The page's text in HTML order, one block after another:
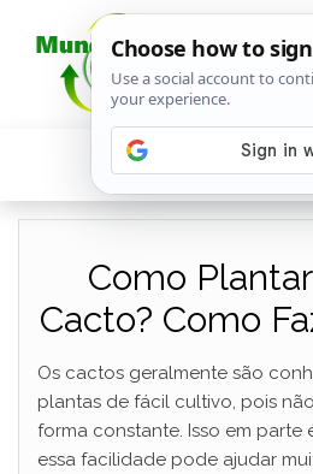
Como
Cacto? Como
Os cactos geralmente são
plantas de fácil cultivo, pois
forma constante. Isso em parte
essa facilidade pode ajudar